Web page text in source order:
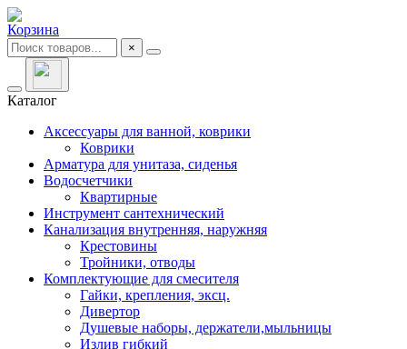
Корзина
×
Каталог
Аксессуары для ванной, коврики
Коврики
Арматура для унитаза, сиденья
Водосчетчики
Квартирные
Инструмент сантехнический
Канализация внутренняя, наружняя
Крестовины
Тройники, отводы
Комплектующие для смесителя
Гайки, крепления, эксц.
Дивертор
Душевые наборы, держатели,мыльницы
Излив гибкий